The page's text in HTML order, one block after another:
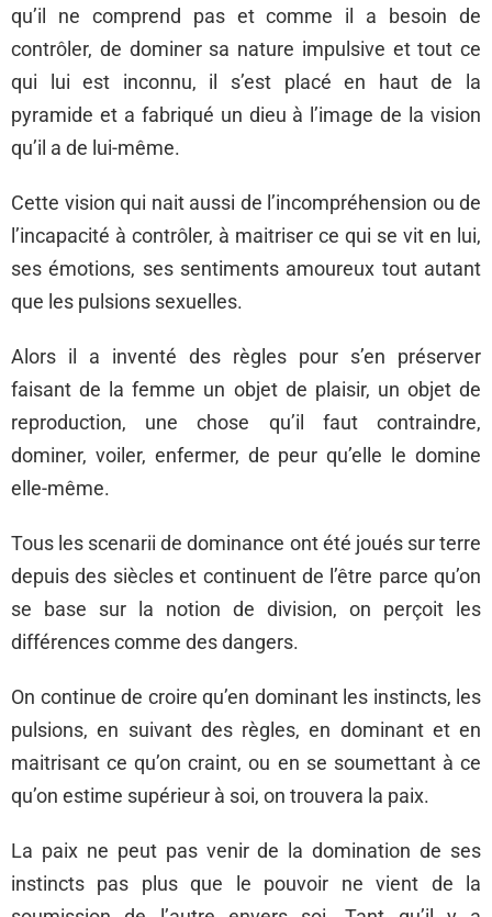
qu’il ne comprend pas et comme il a besoin de
contrôler, de dominer sa nature impulsive et tout ce
qui lui est inconnu, il s’est placé en haut de la
pyramide et a fabriqué un dieu à l’image de la vision
qu’il a de lui-même.
Cette vision qui nait aussi de l’incompréhension ou de
l’incapacité à contrôler, à maitriser ce qui se vit en lui,
ses émotions, ses sentiments amoureux tout autant
que les pulsions sexuelles.
Alors il a inventé des règles pour s’en préserver
faisant de la femme un objet de plaisir, un objet de
reproduction, une chose qu’il faut contraindre,
dominer, voiler, enfermer, de peur qu’elle le domine
elle-même.
Tous les scenarii de dominance ont été joués sur terre
depuis des siècles et continuent de l’être parce qu’on
se base sur la notion de division, on perçoit les
différences comme des dangers.
On continue de croire qu’en dominant les instincts, les
pulsions, en suivant des règles, en dominant et en
maitrisant ce qu’on craint, ou en se soumettant à ce
qu’on estime supérieur à soi, on trouvera la paix.
La paix ne peut pas venir de la domination de ses
instincts pas plus que le pouvoir ne vient de la